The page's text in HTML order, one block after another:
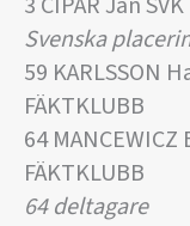
Svenska
59 KARLSSON
FÄKTKLUBB
64 MANCEWICZ
FÄKTKLUBB
64 deltagare